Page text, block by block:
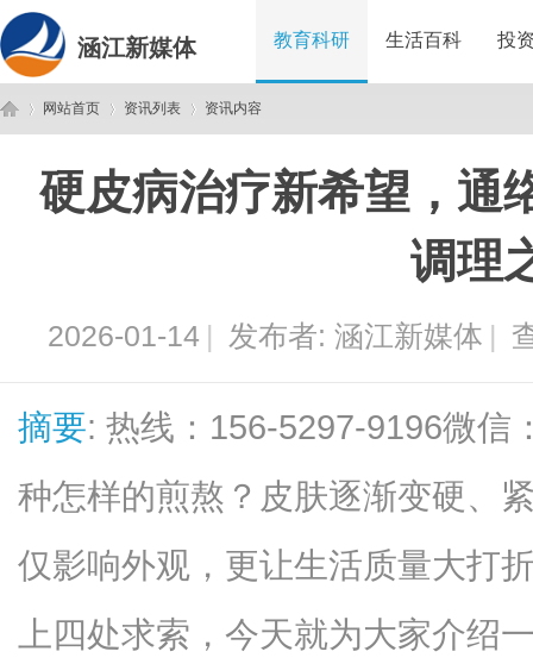
涵江新媒体 教育科研 生活百科 投
网站首页
›
资讯列表
›
资讯内容
硬皮病治疗新希望，通
调理
2026-01-14 | 发布者: 涵江新媒体 |
摘要: 热线：156-5297-9196微信
种怎样的煎熬？皮肤逐渐变硬、
仅影响外观，更让生活质量大打
上四处求索，今天就为大家介绍